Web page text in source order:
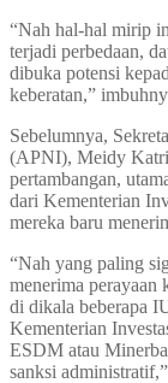
“Nah hal-hal mirip
terjadi perbedaan,
dibuka potensi
keberatan,”
Sebelumnya,
(APNI), Meidy
pertambangan,
dari Kementerian
mereka baru
“Nah yang paling
menerima perayaan
di dikala beberapa
Kementerian
ESDM atau
sanksi